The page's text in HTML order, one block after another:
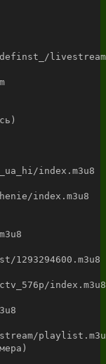
index.m3u8
index.m3u8
index.m3u8